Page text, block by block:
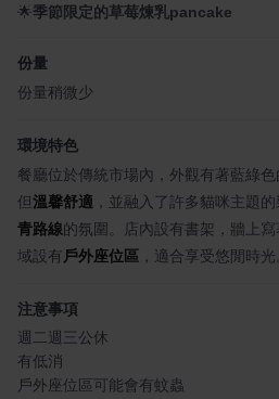
🌟季節限定的草莓煉乳pancake
份量
份量稍微少
環境特色
餐廳位於傳統市場內，外觀有著藍綠
但溫馨舒適 ，並融入了許多貓咪主題
青路線的氛圍。店內設有書架，牆上
域設有 戶外座位區 ，適合享受悠閒時光
注意事項
週二週三公休
有低消
戶外座位區可能會有蚊蟲